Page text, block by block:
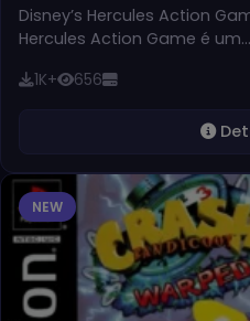
Disney’s Hercules Action
Hercules Action Game é um…
1K+ 656
NEW